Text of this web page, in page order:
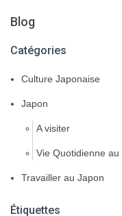
Blog
Catégories
Culture Japonaise
Japon
A visiter
Vie Quotidienne au
Travailler au Japon
Étiquettes